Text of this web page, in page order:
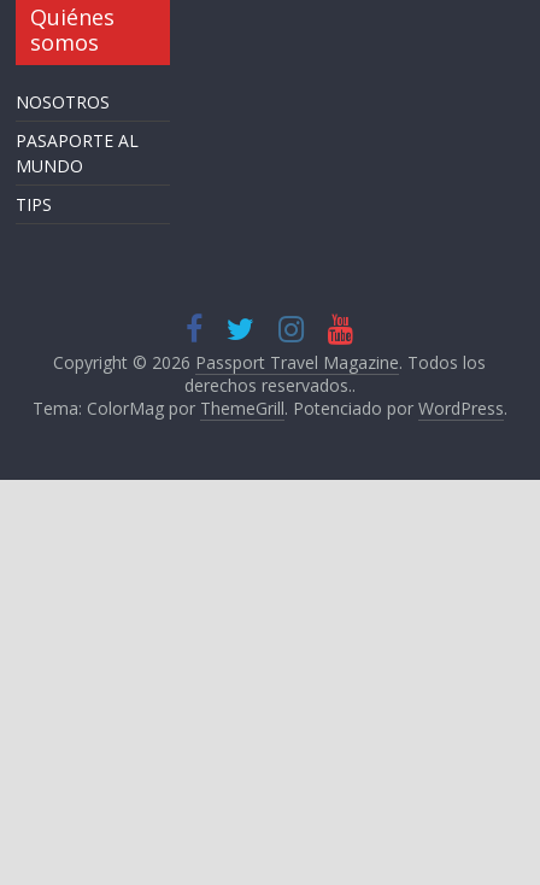
Quiénes
somos
NOSOTROS
PASAPORTE AL
MUNDO
TIPS
Copyright © 2026 Passport Travel Magazine. Todos los
derechos reservados..
Tema: ColorMag por ThemeGrill. Potenciado por WordPress.